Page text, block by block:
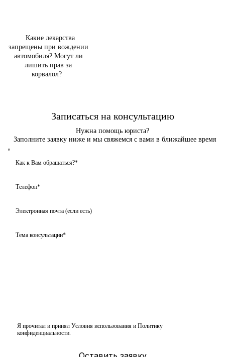
Какие лекарства
запрещены при вождении
автомобиля? Могут ли
лишить прав за
корвалол?
Записаться на консультацию
Нужна помощь юриста?
Заполните заявку ниже и мы свяжемся с вами в ближайшее время
Я прочитал и принял Условия использования и Политику
конфиденциальности.